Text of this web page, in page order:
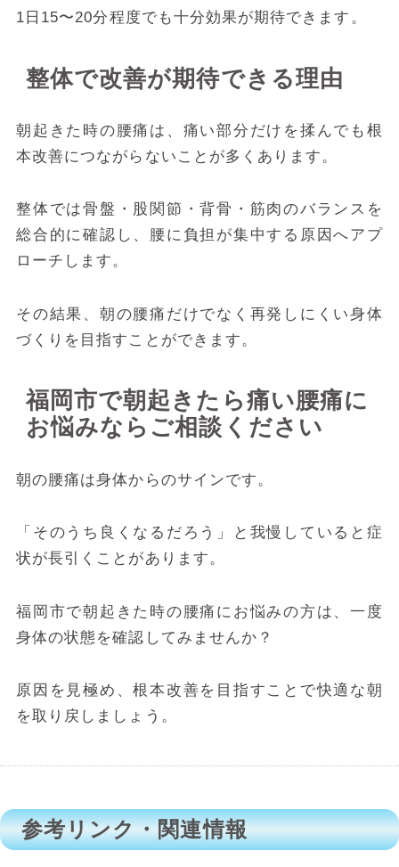
1日15〜20分程度でも十分効果が期待できます。
整体で改善が期待できる理由
朝起きた時の腰痛は、痛い部分だけを揉んでも根
本改善につながらないことが多くあります。
整体では骨盤・股関節・背骨・筋肉のバランスを
総合的に確認し、腰に負担が集中する原因へアプ
ローチします。
その結果、朝の腰痛だけでなく再発しにくい身体
づくりを目指すことができます。
福岡市で朝起きたら痛い腰痛に
お悩みならご相談ください
朝の腰痛は身体からのサインです。
「そのうち良くなるだろう」と我慢していると症
状が長引くことがあります。
福岡市で朝起きた時の腰痛にお悩みの方は、一度
身体の状態を確認してみませんか？
原因を見極め、根本改善を目指すことで快適な朝
を取り戻しましょう。
参考リンク・関連情報